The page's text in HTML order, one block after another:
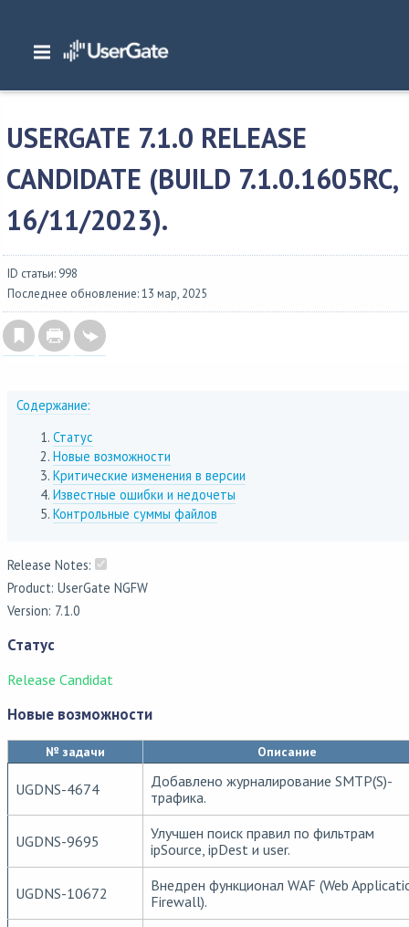
Главная/ Описание версий/UserGate SUMMA
7.1.0 Release Candidate (build 7.1.0.1605RC, 16/11/2023).
USERGATE 7.1.0 RELEASE
CANDIDATE (BUILD 7.1.0.1605RC,
16/11/2023).
ID статьи: 998
Последнее обновление: 13 мар, 2025
Содержание:
Статус
Новые возможности
Критические изменения в версии
Известные ошибки и недочеты
Контрольные суммы файлов
Release Notes:
Product: UserGate NGFW
Version: 7.1.0
Статус
Release Candidat
Новые возможности
№ задачи Описание
UGDNS-4674
Добавлено журналирование SMTP(S)-
трафика.
UGDNS-9695
Улучшен поиск правил по фильтрам
ipSource, ipDest и user.
UGDNS-10672
Внедрен функционал WAF (Web
Firewall).